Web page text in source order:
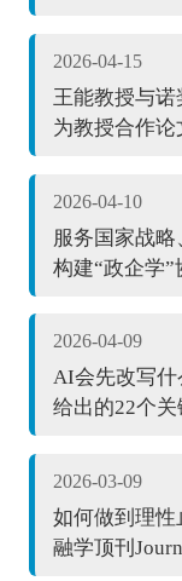
2026-04-15
王能教授与
为教授合作论
2026-04-10
服务国家战
构建“政企学
2026-04-09
AI会先改写什
给出的22个
2026-03-09
如何做到理
融学顶刊